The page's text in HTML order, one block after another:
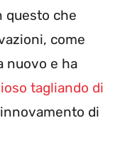
questo che
come
nuovo e ha
tagliando di
di